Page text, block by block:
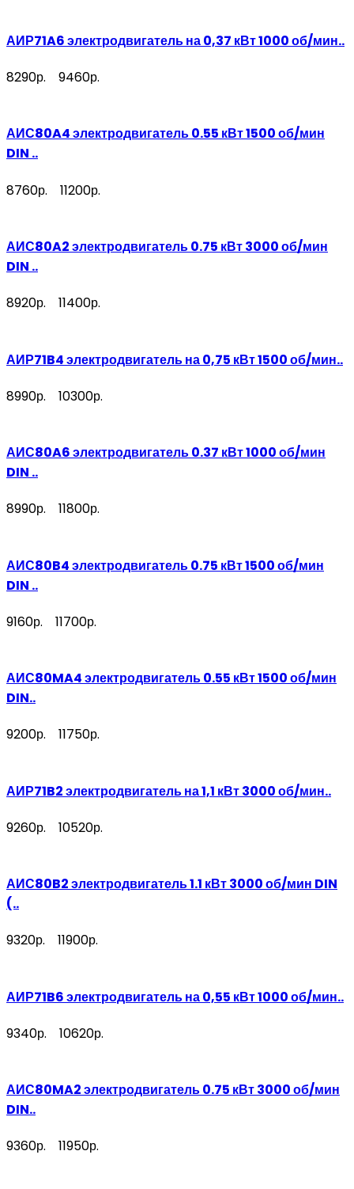
АИР71A6 электродвигатель на 0,37 кВт 1000 об/мин..
8290р. 9460р.
АИС80A4 электродвигатель 0.55 кВт 1500 об/мин
DIN ..
8760р. 11200р.
АИС80A2 электродвигатель 0.75 кВт 3000 об/мин
DIN ..
8920р. 11400р.
АИР71B4 электродвигатель на 0,75 кВт 1500 об/мин..
8990р. 10300р.
АИС80A6 электродвигатель 0.37 кВт 1000 об/мин
DIN ..
8990р. 11800р.
АИС80B4 электродвигатель 0.75 кВт 1500 об/мин
DIN ..
9160р. 11700р.
АИС80MA4 электродвигатель 0.55 кВт 1500 об/мин
DIN..
9200р. 11750р.
АИР71B2 электродвигатель на 1,1 кВт 3000 об/мин..
9260р. 10520р.
АИС80B2 электродвигатель 1.1 кВт 3000 об/мин DIN
(..
9320р. 11900р.
АИР71B6 электродвигатель на 0,55 кВт 1000 об/мин..
9340р. 10620р.
АИС80MA2 электродвигатель 0.75 кВт 3000 об/мин
DIN..
9360р. 11950р.